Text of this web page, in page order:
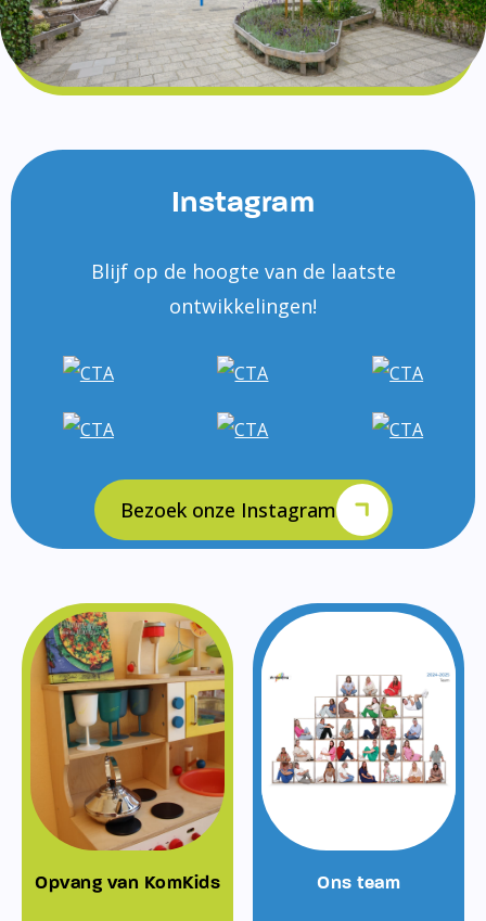
Instagram
Blijf op de hoogte van de laatste
ontwikkelingen!
Bezoek onze Instagram
Opvang van KomKids Ons team